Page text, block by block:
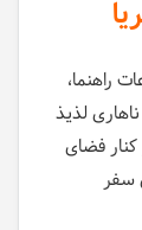
راهنما،
لذیذ
فضای
سفر